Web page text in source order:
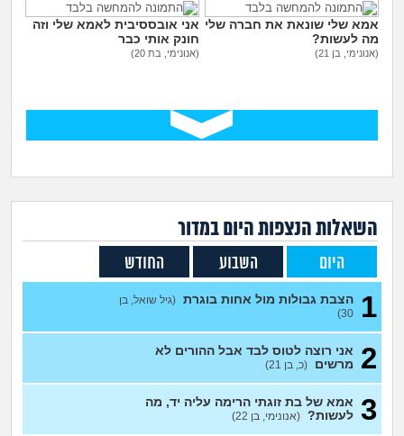
מה קורה כאן?
מדורים
זוגיות
הורות ומשפחה
מתבגרים
מהבקו"ם... ועד מתי?!
לימודים וסטודנטים
חיפוש שאלות
הרשמה
אמא שלי שונאת את חברה שלי
מה לעשות?
(אנונימי, בן 21)
אני אובססיבית לאמא שלי וזה
חונק אותי כבר
(אנונימי, בת 20)
השאלות הנצפות היוםבמדור
היום השבוע החודש
1 הצבת גבולות מול אחות בוגרת (גיל שואל, בן
30)
2
אני רוצה לטוס לבד אבל ההורים לא
מרשים (כ, בן 21)
3 אמא של בת זוגתי הרימה עליה יד, מה
לעשות? (אנונימי, בן 22)